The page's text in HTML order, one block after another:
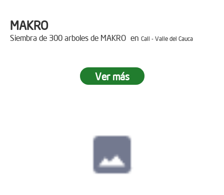
MAKRO
Siembra de 300 arboles de MAKRO en Cali - Valle del Cauca
Ver más